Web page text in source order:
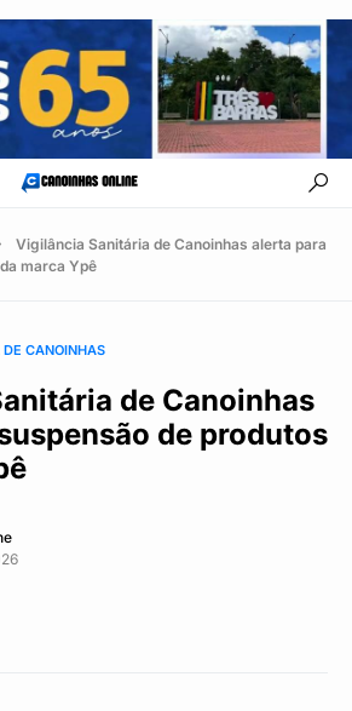
Vigilância Sanitária de Canoinhas alerta para
marca Ypê
DE CANOINHAS
de Canoinhas
de produtos